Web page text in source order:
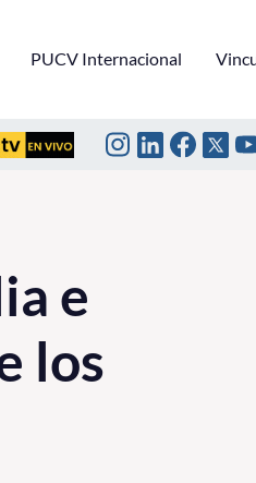
PUCV Internacional
e
los